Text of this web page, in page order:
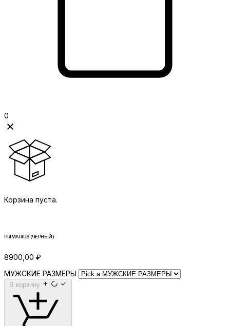
0
Корзина пуста.
PRIMARIUS (ЧЕРНЫЙ)
8900,00 ₽
МУЖСКИЕ РАЗМЕРЫ
В корзину